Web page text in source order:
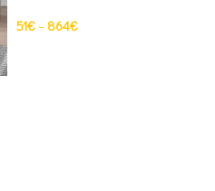
51€– 864€